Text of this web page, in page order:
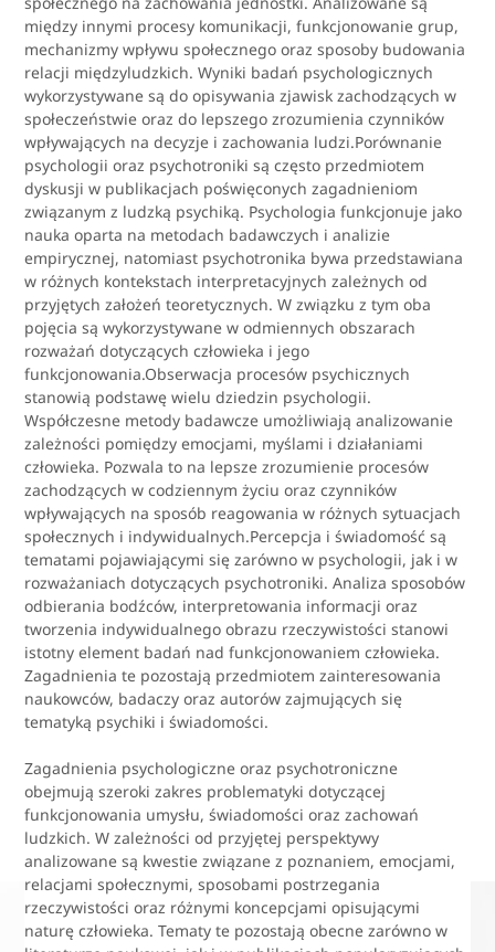
między innymi procesy komunikacji, funkcjonowanie grup,
mechanizmy wpływu społecznego oraz sposoby budowania
relacji międzyludzkich. Wyniki badań psychologicznych
wykorzystywane są do opisywania zjawisk zachodzących w
społeczeństwie oraz do lepszego zrozumienia czynników
wpływających na decyzje i zachowania ludzi.Porównanie
psychologii oraz psychotroniki są często przedmiotem
dyskusji w publikacjach poświęconych zagadnieniom
związanym z ludzką psychiką. Psychologia funkcjonuje jako
nauka oparta na metodach badawczych i analizie
empirycznej, natomiast psychotronika bywa przedstawiana
w różnych kontekstach interpretacyjnych zależnych od
przyjętych założeń teoretycznych. W związku z tym oba
pojęcia są wykorzystywane w odmiennych obszarach
rozważań dotyczących człowieka i jego
funkcjonowania.Obserwacja procesów psychicznych
stanowią podstawę wielu dziedzin psychologii.
Współczesne metody badawcze umożliwiają analizowanie
zależności pomiędzy emocjami, myślami i działaniami
człowieka. Pozwala to na lepsze zrozumienie procesów
zachodzących w codziennym życiu oraz czynników
wpływających na sposób reagowania w różnych sytuacjach
społecznych i indywidualnych.Percepcja i świadomość są
tematami pojawiającymi się zarówno w psychologii, jak i w
rozważaniach dotyczących psychotroniki. Analiza sposobów
odbierania bodźców, interpretowania informacji oraz
tworzenia indywidualnego obrazu rzeczywistości stanowi
istotny element badań nad funkcjonowaniem człowieka.
Zagadnienia te pozostają przedmiotem zainteresowania
naukowców, badaczy oraz autorów zajmujących się
tematyką psychiki i świadomości.
Zagadnienia psychologiczne oraz psychotroniczne
obejmują szeroki zakres problematyki dotyczącej
funkcjonowania umysłu, świadomości oraz zachowań
ludzkich. W zależności od przyjętej perspektywy
analizowane są kwestie związane z poznaniem, emocjami,
relacjami społecznymi, sposobami postrzegania
rzeczywistości oraz różnymi koncepcjami opisującymi
naturę człowieka. Tematy te pozostają obecne zarówno w